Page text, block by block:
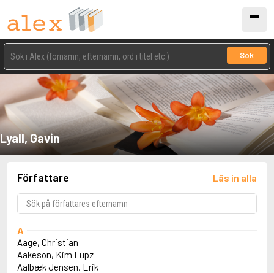
Sök
Lyall, Gavin
Författare Läs in alla
A
Aage, Christian
Aakeson, Kim Fupz
Aalbæk Jensen, Erik